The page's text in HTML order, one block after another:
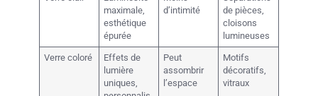
maximale,
esthétique
épurée
d’intimité
de pièces,
cloisons
lumineuses
Verre coloré
Effets de
lumière
uniques,
Peut
assombrir
l’espace
Motifs
décoratifs,
vitraux